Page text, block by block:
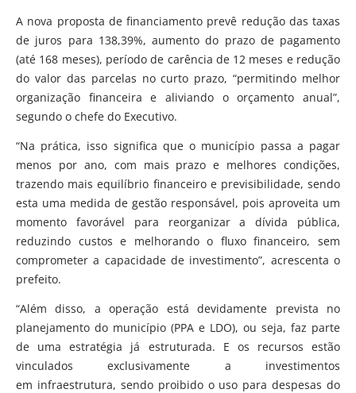
A nova proposta de financiamento prevê redução das taxas
de juros para 138,39%, aumento do prazo de pagamento
(até 168 meses), período de carência de 12 meses e redução
do valor das parcelas no curto prazo, “permitindo melhor
organização financeira e aliviando o orçamento anual”,
segundo o chefe do Executivo.
“Na prática, isso significa que o município passa a pagar
menos por ano, com mais prazo e melhores condições,
trazendo mais equilíbrio financeiro e previsibilidade, sendo
esta uma medida de gestão responsável, pois aproveita um
momento favorável para reorganizar a dívida pública,
reduzindo custos e melhorando o fluxo financeiro, sem
comprometer a capacidade de investimento”, acrescenta o
prefeito.
“Além disso, a operação está devidamente prevista no
planejamento do município (PPA e LDO), ou seja, faz parte
de uma estratégia já estruturada. E os recursos estão
vinculados exclusivamente a investimentos
em infraestrutura, sendo proibido o uso para despesas do